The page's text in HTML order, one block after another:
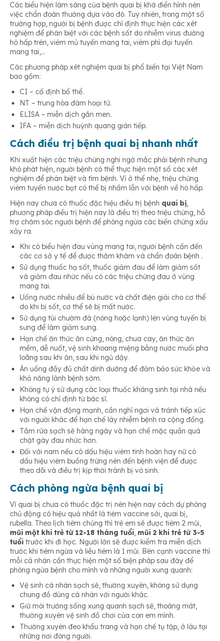
Các biểu hiện lâm sàng của bệnh quai bị khá điển hình nên
việc chẩn đoán thường dựa vào đó. Tuy nhiên, trong một số
trường hợp, người bị bệnh được chỉ định thực hiện các xét
nghiệm để phân biệt với các bệnh sốt do nhiễm virus đường
hô hấp trên, viêm mủ tuyến mang tai, viêm phì đại tuyến
mang tai,…
Các phương pháp xét nghiệm quai bị phổ biến tại Việt Nam
bao gồm:
CI – cố định bổ thể.
NT – trung hòa đám hoại tử.
ELISA – miễn dịch gắn men.
IFA – miễn dịch huỳnh quang gián tiếp.
Cách điều trị bệnh quai bị nhanh nhất
Khi xuất hiện các triệu chứng nghi ngờ mắc phải bệnh nhưng
khó phát hiện, người bệnh có thể thực hiện một số các xét
nghiệm để phân biệt và tìm bệnh. Vì ở thể nhẹ, triệu chứng
viêm tuyến nước bọt có thể bị nhầm lẫn với bệnh về hô hấp.
Hiện nay chưa có thuốc đặc hiệu điều trị bệnh quai bị,
phương pháp điều trị hiện nay là điều trị theo triệu chứng, hỗ
trợ chăm sóc người bệnh để phòng ngừa các biến chứng xấu
xảy ra.
Khi có biểu hiện đau vùng mang tai, người bệnh cần đến
các cơ sở y tế để được thăm khám và chẩn đoán bệnh .
Sử dụng thuốc hạ sốt, thuốc giảm đau để làm giảm sốt
và giảm đau nhức nếu có các triệu chứng đau ở vùng
mang tai.
Uống nước nhiều để bù nước và chất điện giải cho cơ thể
do khi bị sốt, cơ thể sẽ bị mất nước.
Sử dụng túi chườm đá (nóng hoặc lạnh) lên vùng tuyến bị
sưng để làm giảm sưng.
Hạn chế ăn thức ăn cứng, nóng, chua cay, ăn thức ăn
mềm, dễ nuốt, vệ sinh khoang miệng bằng nước muối pha
loãng sau khi ăn, sau khi ngủ dậy.
Ăn uống đầy đủ chất dinh dưỡng để đảm bảo sức khỏe và
khả năng lành bệnh sớm.
Không tự ý sử dụng các loại thuốc kháng sinh tại nhà nếu
không có chỉ định từ bác sĩ.
Hạn chế vận động mạnh, cần nghỉ ngơi và tránh tiếp xúc
với người khác để hạn chế lây nhiễm bệnh ra cộng đồng.
Tắm rửa sạch sẽ hàng ngày và hạn chế mặc quần quá
chật gây đau nhức hơn.
Đối với nam nếu có dấu hiệu viêm tinh hoàn hay nữ có
dấu hiệu viêm buồng trứng nên đến bệnh viện để được
theo dõi và điều trị kịp thời tránh bị vô sinh.
Cách phòng ngừa bệnh quai bị
Vì quai bị chưa có thuốc đặc trị nên hiện nay cách dự phòng
chủ động có hiệu quả nhất là tiêm vaccine sởi, quai bị,
rubella. Theo lịch tiêm chủng thì trẻ em sẽ được tiêm 2 mũi,
mũi một khi trẻ từ 12-18 tháng tuổi, mũi 2 khi trẻ từ 3-5
tuổi trước khi đi học. Người lớn sẽ được kiểm tra miễn dịch
trước khi tiêm ngừa và liều tiêm là 1 mũi. Bên cạnh vaccine thì
mỗi cá nhân cần thực hiện một số biện pháp sau đây để
phòng ngừa bệnh cho mình và những người xung quanh:
Vệ sinh cá nhân sạch sẽ, thường xuyên, không sử dụng
chung đồ dùng cá nhân với người khác.
Giữ môi trường sống xung quanh sạch sẽ, thoáng mát,
thường xuyên vệ sinh đồ chơi của con em mình.
Thường xuyên đeo khẩu trang và hạn chế tụ tập, ở lâu tại
những nơi đông người.